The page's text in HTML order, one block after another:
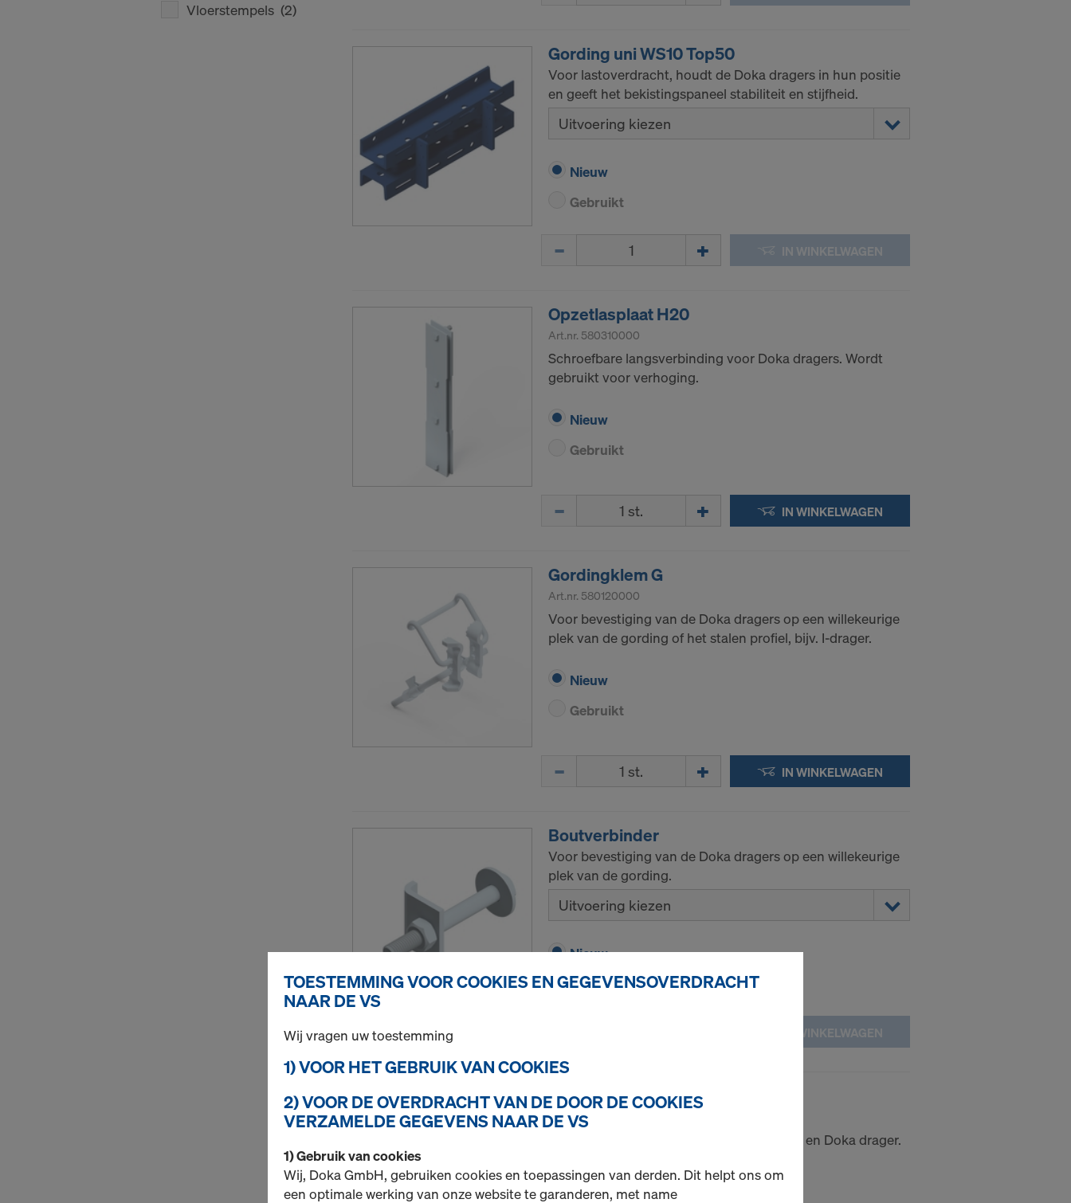
Vloerstempels (2)
Gording uni WS10 Top50
Voor lastoverdracht, houdt de Doka dragers in hun positie
en geeft het bekistingspaneel stabiliteit en stijfheid.
Uitvoering kiezen
Nieuw
Gebruikt
IN WINKELWAGEN
Opzetlasplaat H20
Art.nr. 580310000
Schroefbare langsverbinding voor Doka dragers. Wordt
gebruikt voor verhoging.
Nieuw
Gebruikt
IN WINKELWAGEN
Gordingklem G
Art.nr. 580120000
Voor bevestiging van de Doka dragers op een willekeurige
plek van de gording of het stalen profiel, bijv. I-drager.
Nieuw
Gebruikt
IN WINKELWAGEN
Boutverbinder
Voor bevestiging van de Doka dragers op een willekeurige
plek van de gording.
Uitvoering kiezen
Nieuw
IN WINKELWAGEN
Schroefhaak H20 bekistingsplaat
Art.nr.586256000
Verbindingsmiddel tussen bekistingsplaat en Doka drager.
Nieuw
TOESTEMMING VOOR COOKIES EN GEGEVENSOVERDRACHT
NAAR DE VS
Wij vragen uw toestemming
1) VOOR HET GEBRUIK VAN COOKIES
2) VOOR DE OVERDRACHT VAN DE DOOR DE COOKIES
VERZAMELDE GEGEVENS NAAR DE VS
1) Gebruik van cookies
Wij, Doka GmbH, gebruiken cookies en toepassingen van derden. Dit helpt ons om
een optimale werking van onze website te garanderen, met name